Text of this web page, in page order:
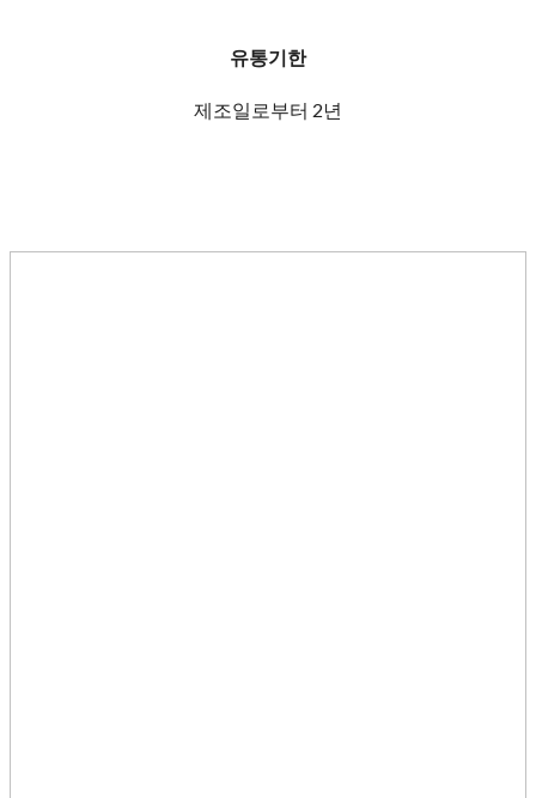
유통기한
제조일로부터 2년